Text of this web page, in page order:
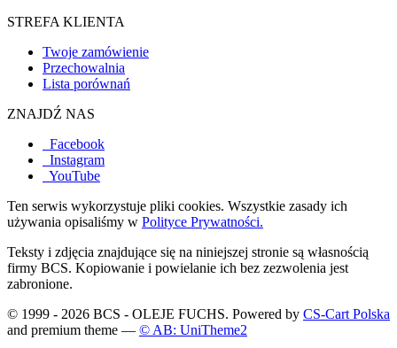
STREFA KLIENTA
Twoje zamówienie
Przechowalnia
Lista porównań
ZNAJDŹ NAS
Facebook
Instagram
YouTube
Ten serwis wykorzystuje pliki cookies. Wszystkie zasady ich
używania opisaliśmy w Polityce Prywatności.
Teksty i zdjęcia znajdujące się na niniejszej stronie są własnością
firmy BCS. Kopiowanie i powielanie ich bez zezwolenia jest
zabronione.
© 1999 - 2026 BCS - OLEJE FUCHS. Powered by CS-Cart Polska
and premium theme — © AB: UniTheme2